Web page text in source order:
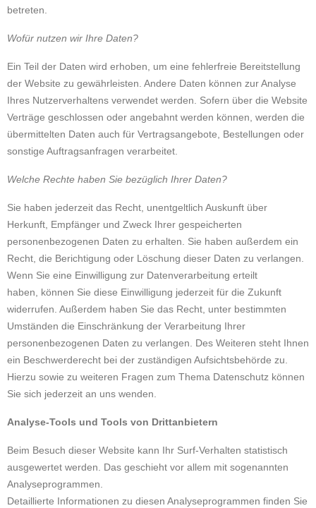
betreten.
Wofür nutzen wir Ihre Daten?
Ein Teil der Daten wird erhoben, um eine fehlerfreie Bereitstellung
der Website zu gewährleisten. Andere Daten können zur Analyse
Ihres Nutzerverhaltens verwendet werden. Sofern über die Website
Verträge geschlossen oder angebahnt werden können, werden die
übermittelten Daten auch für Vertragsangebote, Bestellungen oder
sonstige Auftragsanfragen verarbeitet.
Welche Rechte haben Sie bezüglich Ihrer Daten?
Sie haben jederzeit das Recht, unentgeltlich Auskunft über
Herkunft, Empfänger und Zweck Ihrer gespeicherten
personenbezogenen Daten zu erhalten. Sie haben außerdem ein
Recht, die Berichtigung oder Löschung dieser Daten zu verlangen.
Wenn Sie eine Einwilligung zur Datenverarbeitung erteilt
haben, können Sie diese Einwilligung jederzeit für die Zukunft
widerrufen. Außerdem haben Sie das Recht, unter bestimmten
Umständen die Einschränkung der Verarbeitung Ihrer
personenbezogenen Daten zu verlangen. Des Weiteren steht Ihnen
ein Beschwerderecht bei der zuständigen Aufsichtsbehörde zu.
Hierzu sowie zu weiteren Fragen zum Thema Datenschutz können
Sie sich jederzeit an uns wenden.
Analyse-Tools und Tools von Drittanbietern
Beim Besuch dieser Website kann Ihr Surf-Verhalten statistisch
ausgewertet werden. Das geschieht vor allem mit sogenannten
Analyseprogrammen.
Detaillierte Informationen zu diesen Analyseprogrammen finden Sie